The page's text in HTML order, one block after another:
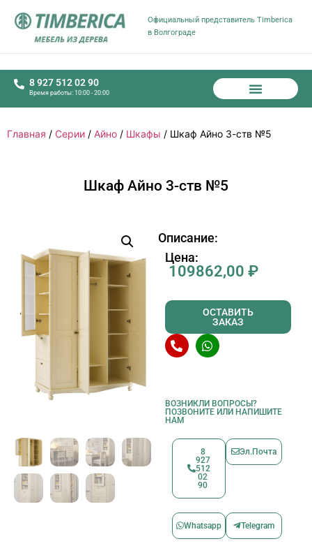
Официальный представитель Timberica
в Волгограде
8 927 512 02 90
Время работы: 10:00 - 20:00
Главная / Серии / Айно / Шкафы / Шкаф Айно 3-ств №5
Шкаф Айно 3-ств №5
Описание:
Цена:
109862,00 ₽
ОСТАВИТЬ
ЗАКАЗ
ВОЗНИКЛИ ВОПРОСЫ?
ПОЗВОНИТЕ ИЛИ НАПИШИТЕ
НАМ
8
927
512
02
90
Эл.Почта
Whatsapp Telegram